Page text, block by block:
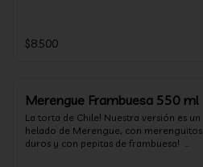
$8.500
Merengue Frambuesa 550 ml
La torta de Chile! Nuestra versión es un
helado de Merengue, con merenguitos
duros y con pepitas de frambuesa!